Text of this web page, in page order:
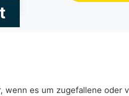
wenn es um zugefallene oder